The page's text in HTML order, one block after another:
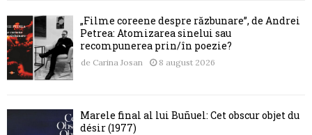
„Filme coreene despre răzbunare”, de Andrei
Petrea: Atomizarea sinelui sau
recompunerea prin/în poezie?
de Carina Josan 8 august 2026
Marele final al lui Buñuel: Cet obscur objet du
désir (1977)